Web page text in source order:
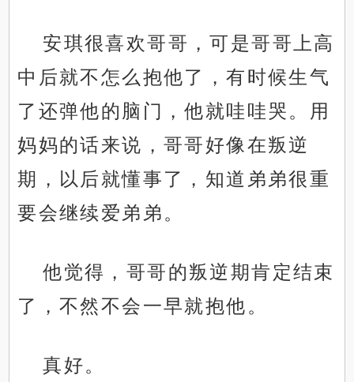
安琪很喜欢哥哥，可是哥哥上高
中后就不怎么抱他了，有时候生气
了还弹他的脑门，他就哇哇哭。用
妈妈的话来说，哥哥好像在叛逆
期，以后就懂事了，知道弟弟很重
要会继续爱弟弟。
他觉得，哥哥的叛逆期肯定结束
了，不然不会一早就抱他。
真好。